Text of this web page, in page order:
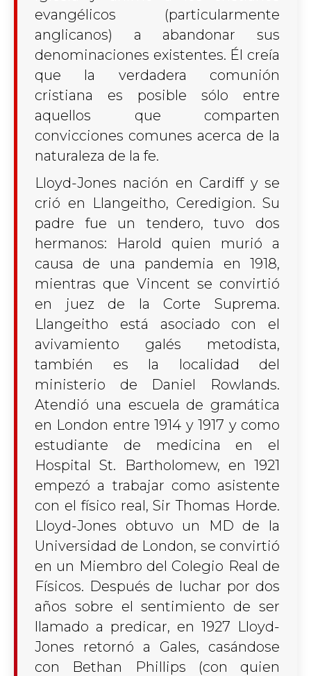
evangélicos (particularmente
anglicanos) a abandonar sus
denominaciones existentes. Él creía
que la verdadera comunión
cristiana es posible sólo entre
aquellos que comparten
convicciones comunes acerca de la
naturaleza de la fe.
Lloyd-Jones nación en Cardiff y se
crió en Llangeitho, Ceredigion. Su
padre fue un tendero, tuvo dos
hermanos: Harold quien murió a
causa de una pandemia en 1918,
mientras que Vincent se convirtió
en juez de la Corte Suprema.
Llangeitho está asociado con el
avivamiento galés metodista,
también es la localidad del
ministerio de Daniel Rowlands.
Atendió una escuela de gramática
en London entre 1914 y 1917 y como
estudiante de medicina en el
Hospital St. Bartholomew, en 1921
empezó a trabajar como asistente
con el físico real, Sir Thomas Horde.
Lloyd-Jones obtuvo un MD de la
Universidad de London, se convirtió
en un Miembro del Colegio Real de
Físicos. Después de luchar por dos
años sobre el sentimiento de ser
llamado a predicar, en 1927 Lloyd-
Jones retornó a Gales, casándose
con Bethan Phillips (con quien